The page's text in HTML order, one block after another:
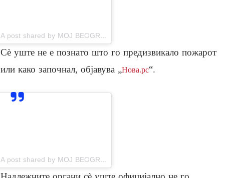
A post shared by MOJ BEOGRAD (@moj_beo_grad_)
Сè уште не е познато што го предизвикало пожарот
или како започнал, објавува „Нова.рс“.
A post shared by MOJ BEOGRAD (@moj_beo_grad_)